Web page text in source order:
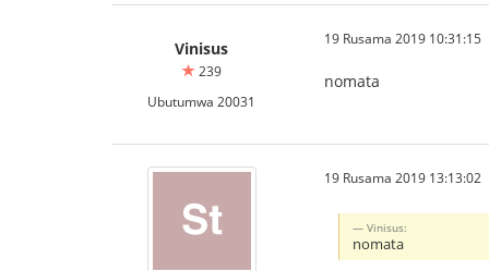
Vinisus
239
Ubutumwa 20031
19 Rusama 2019 10:31:15
nomata
19 Rusama 2019 13:13:02
Vinisus:
nomata